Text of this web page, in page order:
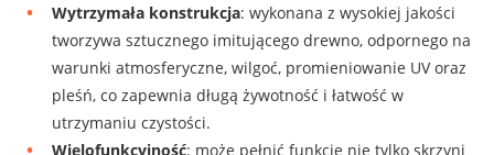
Wytrzymała konstrukcja: wykonana z wysokiej jakości
tworzywa sztucznego imitującego drewno, odpornego na
warunki atmosferyczne, wilgoć, promieniowanie UV oraz
pleśń, co zapewnia długą żywotność i łatwość w
utrzymaniu czystości.
Wielofunkcyjność: może pełnić funkcję nie tylko skrzyni